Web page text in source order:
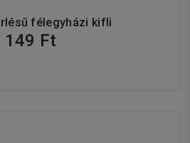
félegyházi kifli
149 Ft